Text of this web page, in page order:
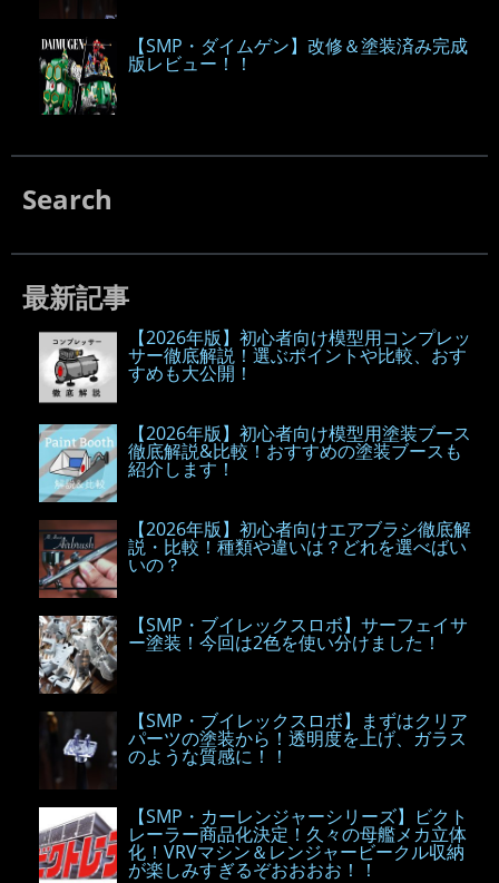
【SMP・ダイムゲン】改修＆塗装済み完成
版レビュー！！
Search
最新記事
【2026年版】初心者向け模型用コンプレッ
サー徹底解説！選ぶポイントや比較、おす
すめも大公開！
【2026年版】初心者向け模型用塗装ブース
徹底解説&比較！おすすめの塗装ブースも
紹介します！
【2026年版】初心者向けエアブラシ徹底解
説・比較！種類や違いは？どれを選べばい
いの？
【SMP・ブイレックスロボ】サーフェイサ
ー塗装！今回は2色を使い分けました！
【SMP・ブイレックスロボ】まずはクリア
パーツの塗装から！透明度を上げ、ガラス
のような質感に！！
【SMP・カーレンジャーシリーズ】ビクト
レーラー商品化決定！久々の母艦メカ立体
化！VRVマシン＆レンジャービークル収納
が楽しみすぎるぞおおおお！！